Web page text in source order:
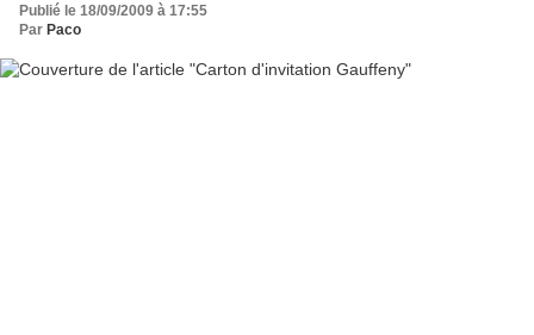
Publié le 18/09/2009 à 17:55
Par Paco